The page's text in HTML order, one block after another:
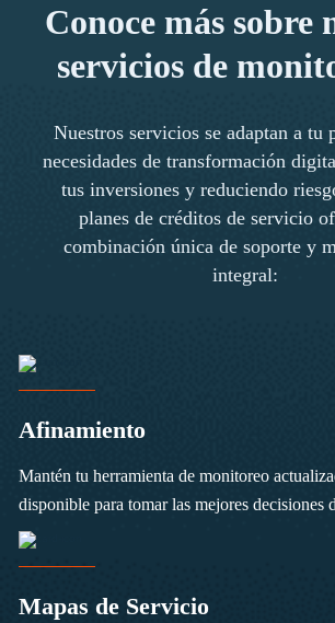
Conoce más sobre
servicios de
Nuestros servicios se adaptan a tu
necesidades de transformación
tus inversiones y reduciendo
planes de créditos de servicio
combinación única de soporte y
integral:
Afinamiento
Mantén tu herramienta de monitoreo
disponible para tomar las mejores decisiones
Mapas de Servicio